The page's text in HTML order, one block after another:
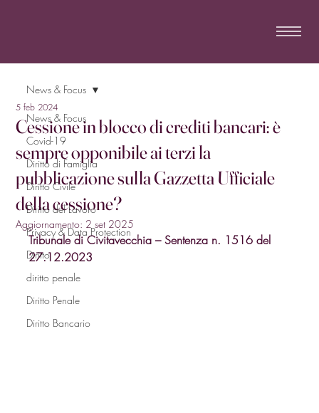
News & Focus
Covid-19
Diritto di Famiglia
Diritto Civile
Diritto del Lavoro
Privacy & Data Protection
Diritto
diritto penale
Diritto Penale
Diritto Bancario
News & Focus
Cessione in blocco di crediti bancari: è
sempre opponibile ai terzi la
pubblicazione sulla Gazzetta Ufficiale
della cessione?
5 feb 2024
Aggiornamento: 2 set 2025
Tribunale di Civitavecchia – Sentenza n. 1516 del
27.12.2023